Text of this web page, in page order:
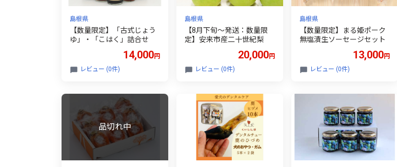
島根県
【数量限定】「古式じょう
ゆ」・「こはく」詰合せ
14,000円
レビュー (0件)
島根県
【8月下旬～発送：数量限
定】安来市産二十世紀梨
20,000円
レビュー (0件)
島根県
【数量限定】まる姫ポーク
無塩漬生ソーセージセット
13,000円
レビュー (0件)